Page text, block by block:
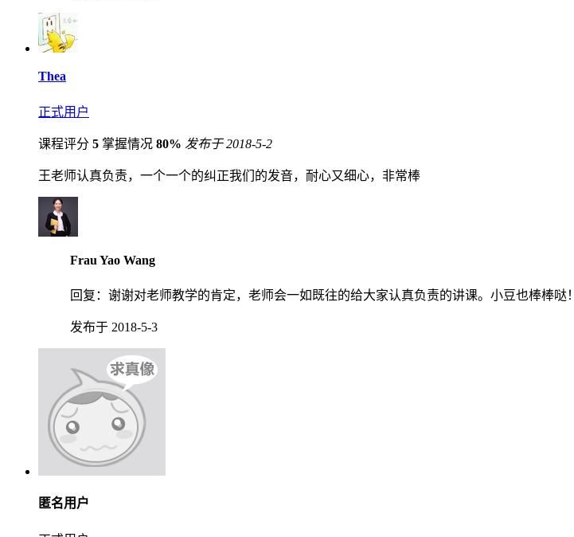
Thea
正式用户
课程评分 5 掌握情况 80% 发布于 2018-5-2
王老师认真负责，一个一个的纠正我们的发音，耐心又细心，非常棒
Frau Yao Wang
回复： 谢谢对老师教学的肯定，老师会一如既往的给大家认真负责的讲课。小豆也棒棒哒！
发布于 2018-5-3
匿名用户